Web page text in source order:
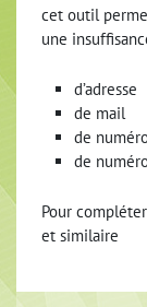
cet outil
une
d’adresse
de mail
de
de
Pour
et similaire